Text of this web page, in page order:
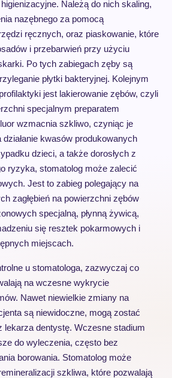
Należą do nich skaling,
nazębnego za pomocą
ręcznych, oraz piaskowanie, które
i przebarwień przy użyciu
Po tych zabiegach zęby są
płytki bakteryjnej. Kolejnym
jest lakierowanie zębów, czyli
specjalnym preparatem
wzmacnia szkliwo, czyniąc je
kwasów produkowanych
dzieci, a także dorosłych z
ryzyka, stomatolog może zalecić
Jest to zabieg polegający na
zagłębień na powierzchni zębów
specjalną, płynną żywicą,
się resztek pokarmowych i
miejscach.
u stomatologa, zazwyczaj co
na wczesne wykrycie
Nawet niewielkie zmiany na
są niewidoczne, mogą zostać
lekarza dentystę. Wczesne stadium
do wyleczenia, często bez
borowania. Stomatolog może
szkliwa, które pozwalają